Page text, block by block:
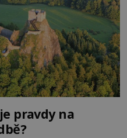
pravdy na